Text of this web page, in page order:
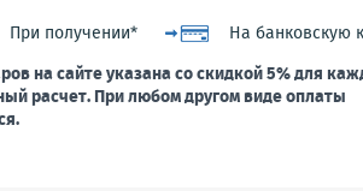
При получении*
На банковскую
на сайте указана со скидкой 5% для
расчет. При любом другом виде оплаты